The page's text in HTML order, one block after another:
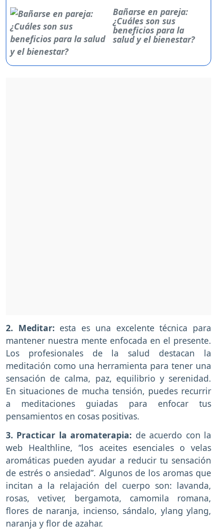
Bañarse en pareja:
¿Cuáles son sus
beneficios para la
salud y el bienestar?
2. Meditar: esta es una excelente técnica para
mantener nuestra mente enfocada en el presente.
Los profesionales de la salud destacan la
meditación como una herramienta para tener una
sensación de calma, paz, equilibrio y serenidad.
En situaciones de mucha tensión, puedes recurrir
a meditaciones guiadas para enfocar tus
pensamientos en cosas positivas.
3. Practicar la aromaterapia: de acuerdo con la
web Healthline, “los aceites esenciales o velas
aromáticas pueden ayudar a reducir tu sensación
de estrés o ansiedad”. Algunos de los aromas que
incitan a la relajación del cuerpo son: lavanda,
rosas, vetiver, bergamota, camomila romana,
flores de naranja, incienso, sándalo, ylang ylang,
naranja y flor de azahar.